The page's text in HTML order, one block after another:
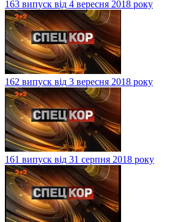
163 випуск від 4 вересня 2018 року
162 випуск від 3 вересня 2018 року
161 випуск від 31 серпня 2018 року